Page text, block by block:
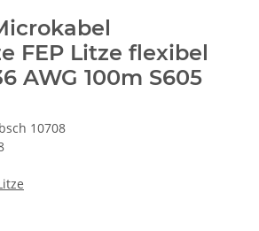
FEP Litze flexibel
AWG 100m S605
10708